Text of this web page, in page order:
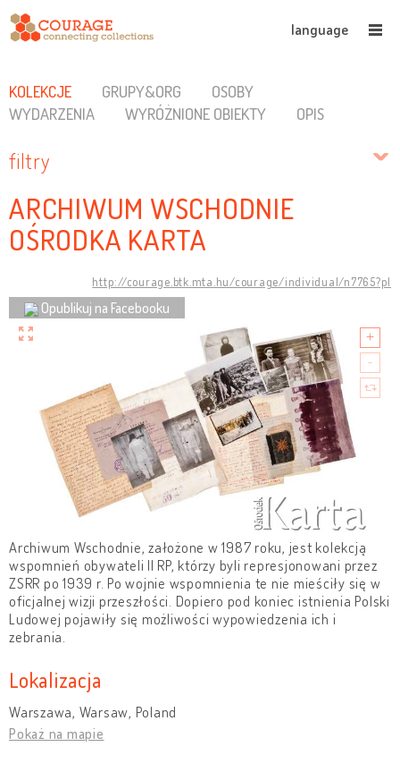
language
KOLEKCJE GRUPY&ORG
OSOBY
WYDARZENIA
WYRÓŻNIONE OBIEKTY OPIS
filtry
ARCHIWUM WSCHODNIE
OŚRODKA KARTA
http://courage.btk.mta.hu/courage/individual/n7765?pl
Opublikuj na Facebooku
Archiwum Wschodnie, założone w 1987 roku, jest kolekcją
wspomnień obywateli II RP, którzy byli represjonowani przez
ZSRR po 1939 r. Po wojnie wspomnienia te nie mieściły się w
oficjalnej wizji przeszłości. Dopiero pod koniec istnienia Polski
Ludowej pojawiły się możliwości wypowiedzenia ich i
zebrania.
Lokalizacja
Warszawa, Warsaw, Poland
Pokaż na mapie